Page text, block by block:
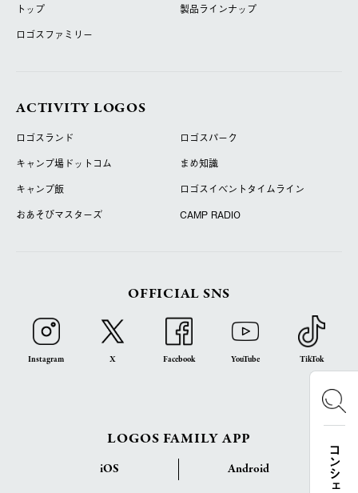
トップ
製品ラインナップ
ロゴスファミリー
ACTIVITY LOGOS
ロゴスランド
ロゴスパーク
キャンプ場ドットコム
まめ知識
キャンプ飯
ロゴスイベントタイムライン
おあそびマスターズ
CAMP RADIO
OFFICIAL SNS
Instagram X Facebook YouTube TikTok
LOGOS FAMILY APP
iOS Android